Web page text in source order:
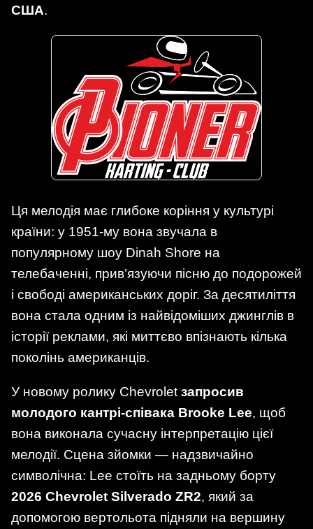
США.
Ця мелодія має глибоке коріння у культурі
країни: у 1951-му вона звучала в
популярному шоу Dinah Shore на
телебаченні, прив’язуючи пісню до подорожей
і свободі американських доріг. За десятиліття
вона стала одним із найвідоміших джинглів в
історії реклами, які миттєво впізнають кілька
поколінь американців.
У новому ролику Chevrolet запросив
молодого кантрі-співака Brooke Lee, щоб
вона виконала сучасну інтерпретацію цієї
мелодії. Сцена зйомки — надзвичайно
символічна: Lee стоїть на задньому борту
2026 Chevrolet Silverado ZR2, який за
допомогою вертольота підняли на вершину